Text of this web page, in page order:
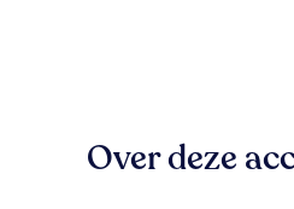
Over deze